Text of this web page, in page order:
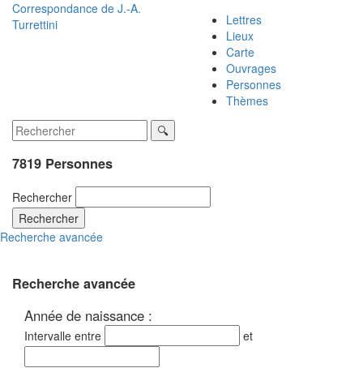
Correspondance de J.-A.
Turrettini
Lettres
Lieux
Carte
Ouvrages
Personnes
Thèmes
7819 Personnes
Rechercher
Rechercher
Recherche avancée
Recherche avancée
Année de naissance :
Intervalle entre et